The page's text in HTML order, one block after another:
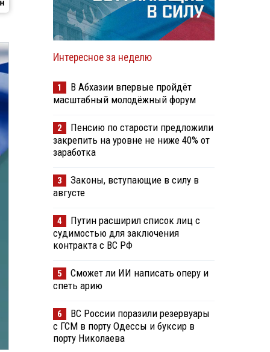
Интересное за неделю
1
В Абхазии впервые пройдёт
масштабный молодёжный форум
2
Пенсию по старости предложили
закрепить на уровне не ниже 40% от
заработка
3
Законы, вступающие в силу в
августе
4
Путин расширил список лиц с
судимостью для заключения
контракта с ВС РФ
5
Сможет ли ИИ написать оперу и
спеть арию
6
ВС России поразили резервуары
с ГСМ в порту Одессы и буксир в
порту Николаева